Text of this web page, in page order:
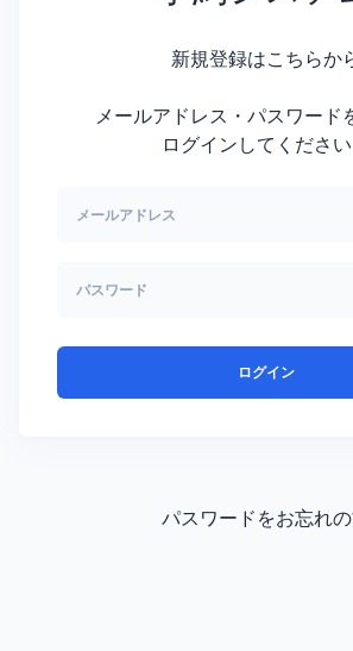
新規登録はこちらか
メールアドレス・パスワード
ログインしてください
ログイン
パスワードをお忘れ